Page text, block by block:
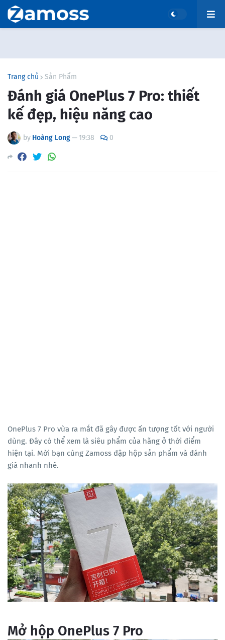
Trang chủ Sản Phẩm
Đánh giá OnePlus 7 Pro: thiết
kế đẹp, hiệu năng cao
by Hoàng Long— 19:38 0
OnePlus 7 Pro vừa ra mắt đã gây được ấn tượng tốt với người
dùng. Đây có thể xem là siêu phẩm của hãng ở thời điểm
hiện tại. Mời bạn cùng Zamoss đập hộp sản phẩm và đánh
giá nhanh nhé.
Mở hộp OnePlus 7 Pro